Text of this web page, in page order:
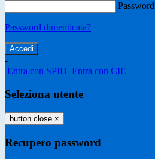
Password
Password dimenticata?
-
Entra con SPID Entra con CIE
Seleziona utente
button close ×
Recupero password